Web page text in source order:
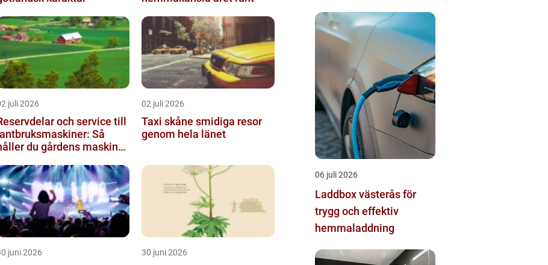
juli 2026
och service till
lantbruksmaskiner: Så
du gårdens maskiner
02 juli 2026
Taxi skåne smidiga resor
genom hela länet
juni 2026 30 juni 2026
06 juli 2026
Laddbox västerås för
trygg och effektiv
hemmaladdning